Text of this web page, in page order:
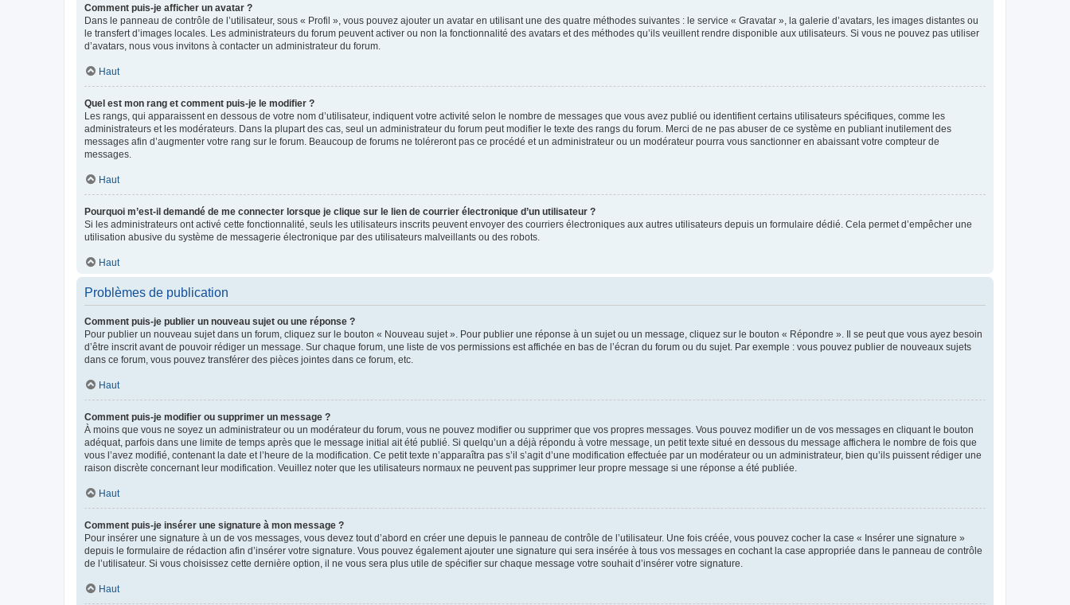
Comment puis-je afficher un avatar ?
Dans le panneau de contrôle de l’utilisateur, sous « Profil », vous pouvez ajouter un avatar en utilisant une des quatre méthodes suivantes : le service « Gravatar », la galerie d’avatars, les images distantes ou
le transfert d’images locales. Les administrateurs du forum peuvent activer ou non la fonctionnalité des avatars et des méthodes qu’ils veuillent rendre disponible aux utilisateurs. Si vous ne pouvez pas utiliser
d’avatars, nous vous invitons à contacter un administrateur du forum.
Haut
Quel est mon rang et comment puis-je le modifier ?
Les rangs, qui apparaissent en dessous de votre nom d’utilisateur, indiquent votre activité selon le nombre de messages que vous avez publié ou identifient certains utilisateurs spécifiques, comme les
administrateurs et les modérateurs. Dans la plupart des cas, seul un administrateur du forum peut modifier le texte des rangs du forum. Merci de ne pas abuser de ce système en publiant inutilement des
messages afin d’augmenter votre rang sur le forum. Beaucoup de forums ne toléreront pas ce procédé et un administrateur ou un modérateur pourra vous sanctionner en abaissant votre compteur de
messages.
Haut
Pourquoi m’est-il demandé de me connecter lorsque je clique sur le lien de courrier électronique d’un utilisateur ?
Si les administrateurs ont activé cette fonctionnalité, seuls les utilisateurs inscrits peuvent envoyer des courriers électroniques aux autres utilisateurs depuis un formulaire dédié. Cela permet d’empêcher une
utilisation abusive du système de messagerie électronique par des utilisateurs malveillants ou des robots.
Haut
Problèmes de publication
Comment puis-je publier un nouveau sujet ou une réponse ?
Pour publier un nouveau sujet dans un forum, cliquez sur le bouton « Nouveau sujet ». Pour publier une réponse à un sujet ou un message, cliquez sur le bouton « Répondre ». Il se peut que vous ayez besoin
d’être inscrit avant de pouvoir rédiger un message. Sur chaque forum, une liste de vos permissions est affichée en bas de l’écran du forum ou du sujet. Par exemple : vous pouvez publier de nouveaux sujets
dans ce forum, vous pouvez transférer des pièces jointes dans ce forum, etc.
Haut
Comment puis-je modifier ou supprimer un message ?
À moins que vous ne soyez un administrateur ou un modérateur du forum, vous ne pouvez modifier ou supprimer que vos propres messages. Vous pouvez modifier un de vos messages en cliquant le bouton
adéquat, parfois dans une limite de temps après que le message initial ait été publié. Si quelqu’un a déjà répondu à votre message, un petit texte situé en dessous du message affichera le nombre de fois que
vous l’avez modifié, contenant la date et l’heure de la modification. Ce petit texte n’apparaîtra pas s’il s’agit d’une modification effectuée par un modérateur ou un administrateur, bien qu’ils puissent rédiger une
raison discrète concernant leur modification. Veuillez noter que les utilisateurs normaux ne peuvent pas supprimer leur propre message si une réponse a été publiée.
Haut
Comment puis-je insérer une signature à mon message ?
Pour insérer une signature à un de vos messages, vous devez tout d’abord en créer une depuis le panneau de contrôle de l’utilisateur. Une fois créée, vous pouvez cocher la case « Insérer une signature »
depuis le formulaire de rédaction afin d’insérer votre signature. Vous pouvez également ajouter une signature qui sera insérée à tous vos messages en cochant la case appropriée dans le panneau de contrôle
de l’utilisateur. Si vous choisissez cette dernière option, il ne vous sera plus utile de spécifier sur chaque message votre souhait d’insérer votre signature.
Haut